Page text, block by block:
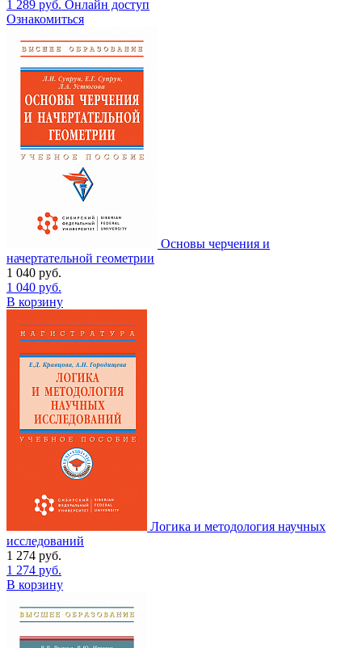
1 289 руб. Онлайн доступ
Ознакомиться
Основы черчения и
начертательной геометрии
1 040 руб.
1 040 руб.
В корзину
Логика и методология научных
исследований
1 274 руб.
1 274 руб.
В корзину